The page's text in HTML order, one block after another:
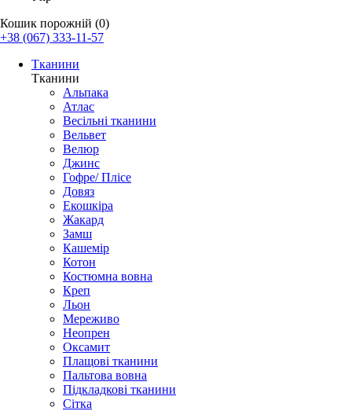
Кошик порожній (0)
+38 (067) 333-11-57
Тканини
Тканини
Альпака
Атлас
Весільні тканини
Вельвет
Велюр
Джинс
Гофре/ Плісе
Довяз
Екошкіра
Жакард
Замш
Кашемір
Котон
Костюмна вовна
Креп
Льон
Мереживо
Неопрен
Оксамит
Плащові тканини
Пальтова вовна
Підкладкові тканини
Сітка